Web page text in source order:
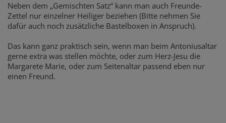
Neben dem „Gemischten Satz“ kann man auch Freunde-
Zettel nur einzelner Heiliger beziehen (Bitte nehmen Sie
dafür auch noch zusätzliche Bastelboxen in Anspruch).
Das kann ganz praktisch sein, wenn man beim Antoniusaltar
gerne extra was stellen möchte, oder zum Herz-Jesu die
Margarete Marie, oder zum Seitenaltar passend eben nur
einen Freund.